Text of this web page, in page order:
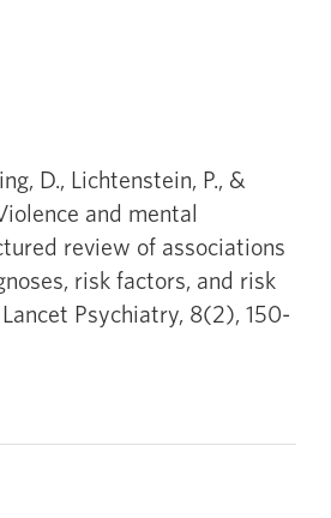
D., Lichtenstein, P., &
and mental
review of associations
risk factors, and risk
Psychiatry, 8(2), 150-